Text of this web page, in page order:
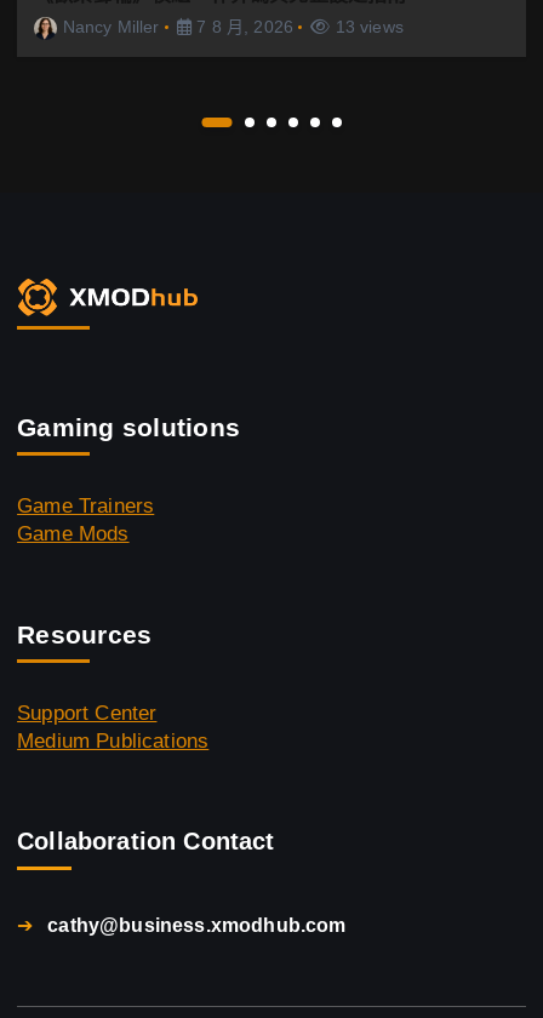
Nancy Miller 7 8 月, 2026 13 views
Gaming solutions
Game Trainers
Game Mods
Resources
Support Center
Medium Publications
Collaboration Contact
➔ cathy@business.xmodhub.com